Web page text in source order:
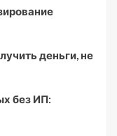
деньги, не
без ИП: